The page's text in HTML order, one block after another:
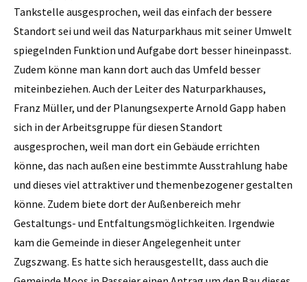
Tankstelle ausgesprochen, weil das einfach der bessere
Standort sei und weil das Naturparkhaus mit seiner Umwelt
spiegelnden Funktion und Aufgabe dort besser hineinpasst.
Zudem ­könne man kann dort auch das Umfeld besser
miteinbeziehen. Auch der Leiter des Naturparkhauses,
Franz Müller, und der Planungs­experte Arnold Gapp haben
sich in der Arbeitsgruppe für diesen Standort
ausgesprochen, weil man dort ein Gebäude errichten
könne, das nach außen eine bestimmte Ausstrahlung habe
und dieses viel ­attraktiver und themenbezogener gestalten
könne. Zudem biete dort der Außenbereich mehr
Gestaltungs- und Entfaltungsmöglichkeiten. Irgendwie
kam die Gemeinde in dieser Angelegenheit unter
Zugszwang. Es hatte sich herausgestellt, dass auch die